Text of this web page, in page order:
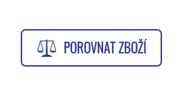
POROVNAT ZBOŽÍ